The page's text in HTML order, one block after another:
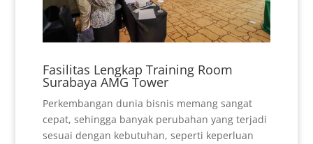
Fasilitas Lengkap Training Room
Surabaya AMG Tower
Perkembangan dunia bisnis memang sangat
cepat, sehingga banyak perubahan yang terjadi
sesuai dengan kebutuhan, seperti keperluan